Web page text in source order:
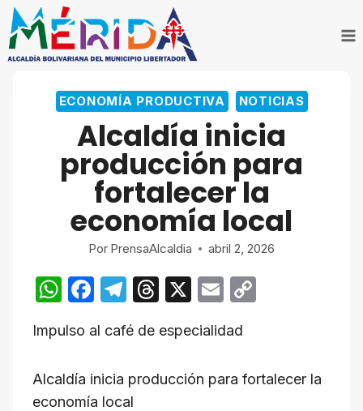
Saltar
contenido
ECONOMÍA PRODUCTIVA NOTICIAS
Alcaldía inicia
producción para
fortalecer la
economía local
Por PrensaAlcaldia abril 2, 2026
W
at
s
A
F
c
e
b
T
e
a
T
e
d
X
E
ail
y
Li
Impulso al café de especialidad
Alcaldía inicia producción para fortalecer la
economía local